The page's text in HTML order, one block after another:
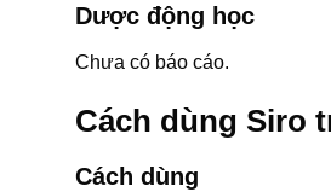
Dược động học
Chưa có báo cáo.
Cách dùng Siro
Cách dùng